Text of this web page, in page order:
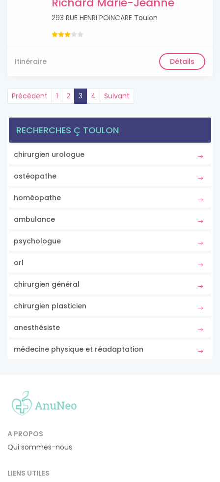
293 RUE HENRI POINCARE Toulon
Itinéraire Détails
Précédent 1 2 3 4 Suivant
RECHERCHES Ç TOULON
chirurgien urologue
ostéopathe
homéopathe
ambulance
psychologue
orl
chirurgien général
chirurgien plasticien
anesthésiste
médecine physique et réadaptation
A PROPOS
Qui sommes-nous
LIENS UTILES